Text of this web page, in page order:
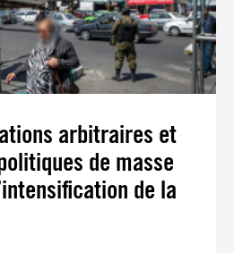
arbitraires et
de masse
de la